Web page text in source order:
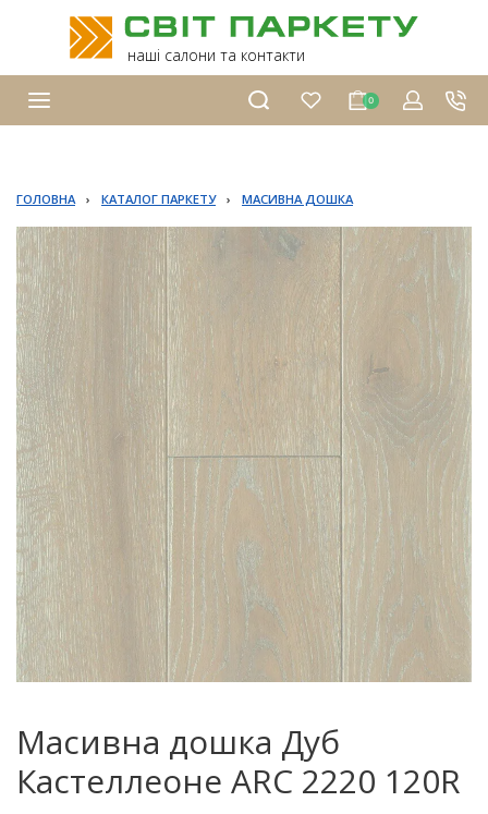
наші салони та контакти
0
ГОЛОВНА › КАТАЛОГ ПАРКЕТУ › МАСИВНА ДОШКА
Масивна дошка Дуб
Кастеллеоне ARC 2220 120R